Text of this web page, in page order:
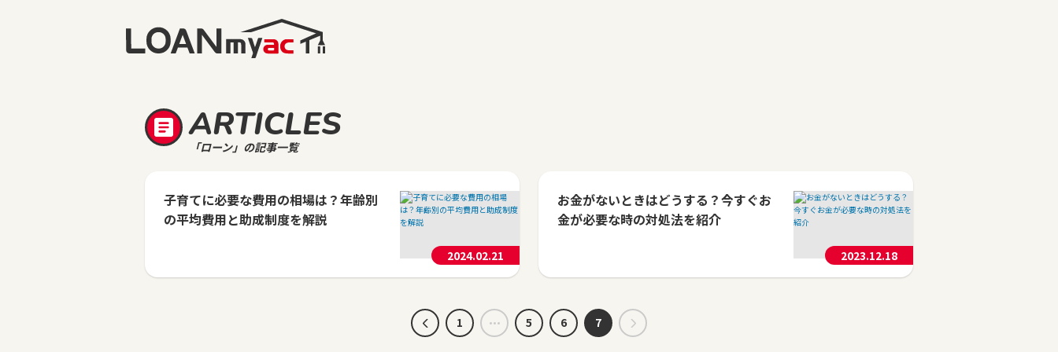
ARTICLES
「ローン」の記事一覧
子育てに必要な費用の相場は？年齢別
の平均費用と助成制度を解説
2024.02.21
お金がないときはどうする？今すぐお
金が必要な時の対処法を紹介
2023.12.18
1 5 6 7